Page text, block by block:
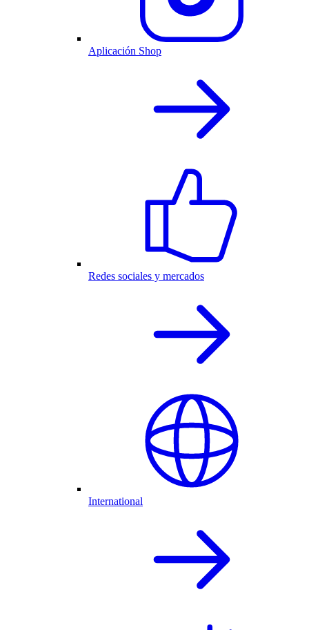
Aplicación Shop
Redes sociales y mercados
International